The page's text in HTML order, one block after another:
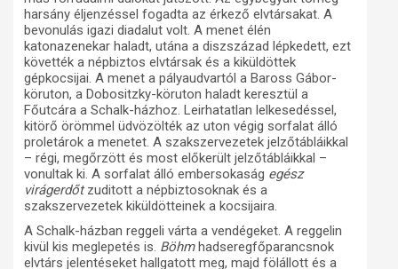
harsány éljenzéssel fogadta az érkező elvtársakat. A
bevonulás igazi diadalut volt. A menet élén
katonazenekar haladt, utána a diszszázad lépkedett, ezt
követték a népbiztos elvtársak és a kiküldöttek
gépkocsijai. A menet a pályaudvartól a Baross Gábor-
köruton, a Dobositzky-köruton haladt keresztül a
Főutcára a Schalk-házhoz. Leirhatatlan lelkesedéssel,
kitörő örömmel üdvözölték az uton végig sorfalat álló
proletárok a menetet. A szakszervezetek jelzőtábláikkal
– régi, megőrzött és most előkerült jelzőtábláikkal –
vonultak ki. A sorfalat álló embersokaság egész
virágerdőtzuditott a népbiztosoknak és a
szakszervezetek kiküldötteinek a kocsijaira.
A Schalk-házban reggeli várta a vendégeket. A reggelin
kivül kis meglepetés is. Böhmhadseregfőparancsnok
elvtárs jelentéseket hallgatott meg, majd fölállott és a